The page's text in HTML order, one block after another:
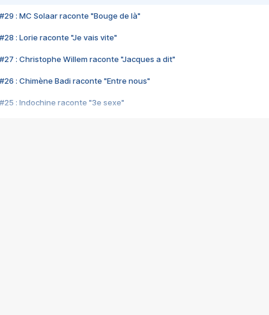
#29 : MC Solaar raconte "Bouge de là"
#28 : Lorie raconte "Je vais vite"
#27 : Christophe Willem raconte "Jacques a dit"
#26 : Chimène Badi raconte "Entre nous"
#25 : Indochine raconte "3e sexe"